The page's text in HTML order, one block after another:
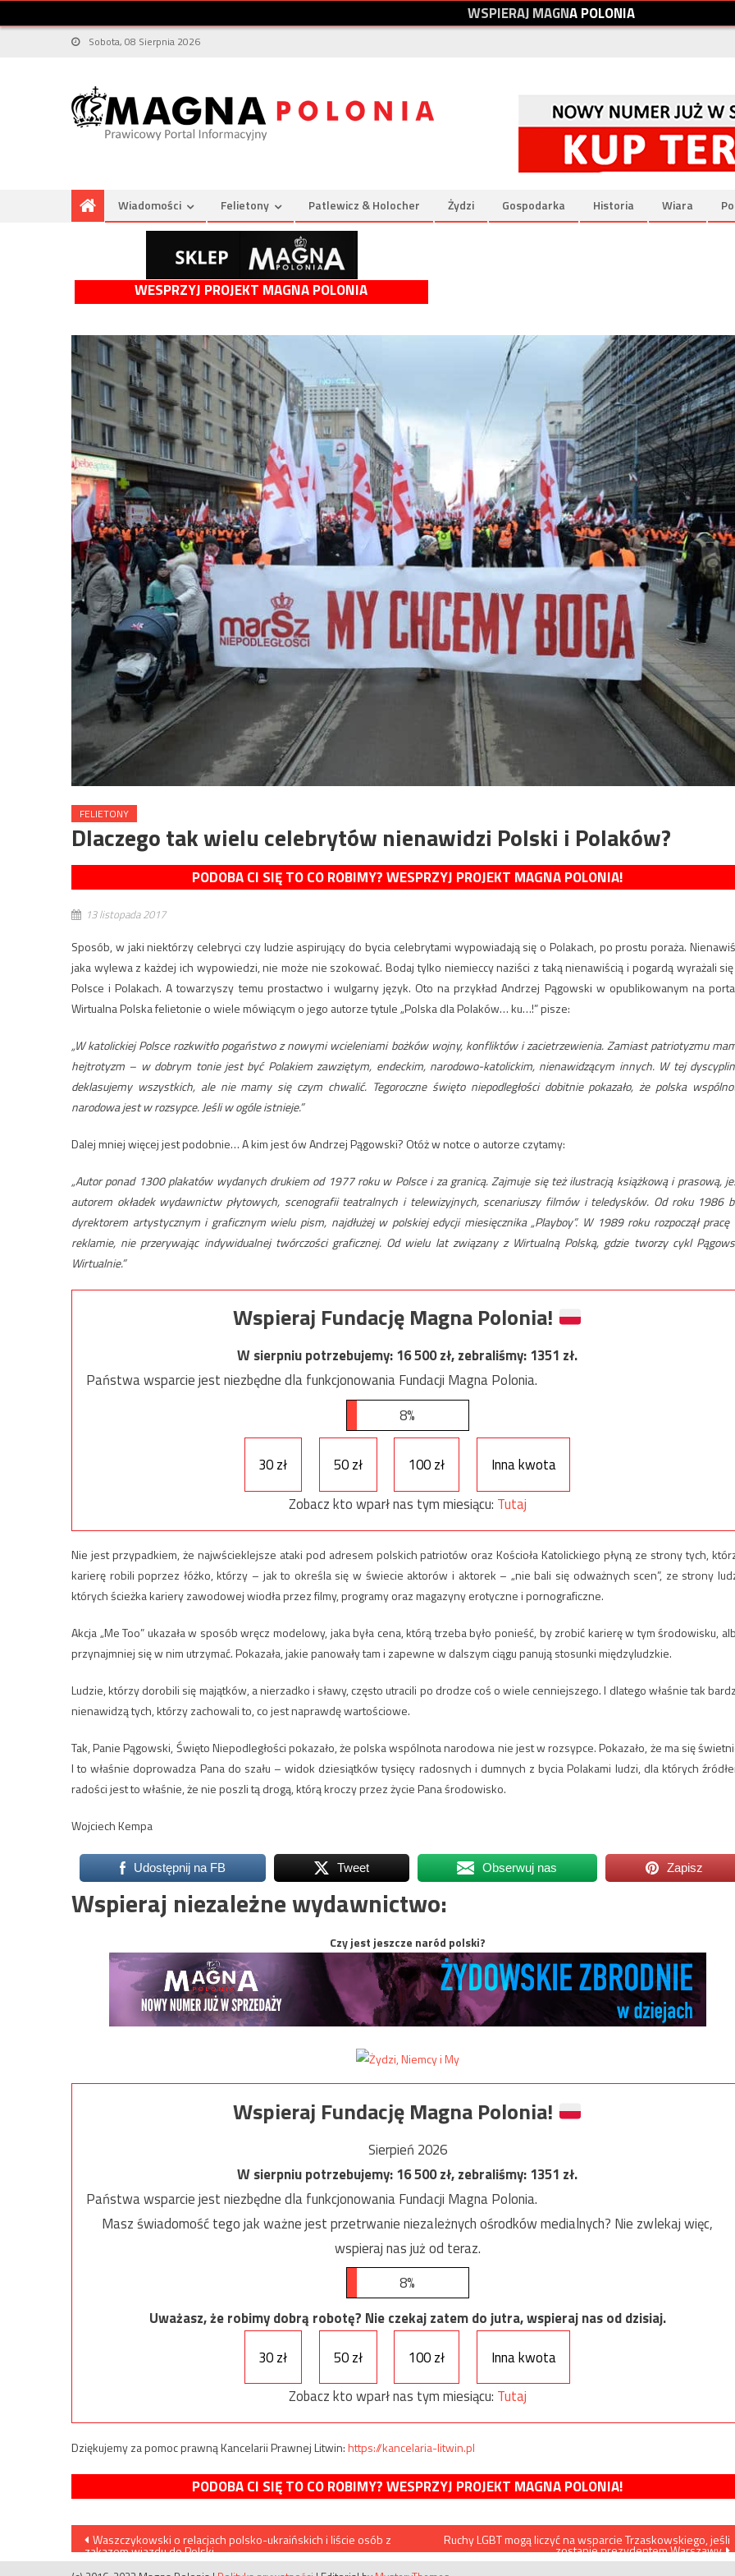
WSPIERAJMAGNAPOLONIA
Sobota, 08 Sierpnia 2026
Wiadomości Felietony Patlewicz & Holocher Żydzi Gospodarka Historia Wiara
WESPRZYJ PROJEKT MAGNA POLONIA
FELIETONY
Dlaczego tak wielu celebrytów nienawidzi Polski i Polaków?
PODOBA CI SIĘ TO CO ROBIMY? WESPRZYJ PROJEKT MAGNA POLONIA!
13 listopada 2017
Sposób, w jaki niektórzy celebryci czy ludzie aspirujący do bycia celebrytami wypowiadają się o Polakach, po prostu poraża.
jaka wylewa z każdej ich wypowiedzi, nie może nie szokować. Bodaj tylko niemieccy naziści z taką nienawiścią i pogardą wyrażali
Polsce i Polakach. A towarzyszy temu prostactwo i wulgarny język. Oto na przykład Andrzej Pągowski w opublikowanym na
Wirtualna Polska felietonie o wiele mówiącym o jego autorze tytule „Polska dla Polaków… ku…!” pisze:
„W katolickiej Polsce rozkwitło pogaństwo z nowymi wcieleniami bożków wojny, konfliktów i zacietrzewienia. Zamiast patriotyzmu
hejtrotyzm – w dobrym tonie jest być Polakiem zawziętym, endeckim, narodowo-katolickim, nienawidzącym innych. W tej
deklasujemy wszystkich, ale nie mamy się czym chwalić. Tegoroczne święto niepodległości dobitnie pokazało, że polska
narodowa jest w rozsypce. Jeśli w ogóle istnieje.”
Dalej mniej więcej jest podobnie… A kim jest ów Andrzej Pągowski? Otóż w notce o autorze czytamy:
„Autor ponad 1300 plakatów wydanych drukiem od 1977 roku w Polsce i za granicą. Zajmuje się też ilustracją książkową i prasową,
autorem okładek wydawnictw płytowych, scenografii teatralnych i telewizyjnych, scenariuszy filmów i teledysków. Od roku 1986
dyrektorem artystycznym i graficznym wielu pism, najdłużej w polskiej edycji miesięcznika „Playboy”. W 1989 roku rozpoczął pracę
reklamie, nie przerywając indywidualnej twórczości graficznej. Od wielu lat związany z Wirtualną Polską, gdzie tworzy cykl
Wirtualnie.”
Wspieraj Fundację Magna Polonia!
W sierpniu potrzebujemy:16 500zł, zebraliśmy:1351 zł.
Państwa wsparcie jest niezbędne dla funkcjonowania Fundacji Magna Polonia.
8%
30 zł 50 zł 100 zł
Inna kwota
Zobacz kto wparł nas tym miesiącu: Tutaj
Nie jest przypadkiem, że najwścieklejsze ataki pod adresem polskich patriotów oraz Kościoła Katolickiego płyną ze strony tych,
karierę robili poprzez łóżko, którzy – jak to określa się w świecie aktorów i aktorek – „nie bali się odważnych scen”, ze strony
których ścieżka kariery zawodowej wiodła przez filmy, programy oraz magazyny erotyczne i pornograficzne.
Akcja „Me Too” ukazała w sposób wręcz modelowy, jaka była cena, którą trzeba było ponieść, by zrobić karierę w tym środowisku,
przynajmniej się w nim utrzymać. Pokazała, jakie panowały tam i zapewne w dalszym ciągu panują stosunki międzyludzkie.
Ludzie, którzy dorobili się majątków, a nierzadko i sławy, często utracili po drodze coś o wiele cenniejszego. I dlatego właśnie tak
nienawidzą tych, którzy zachowali to, co jest naprawdę wartościowe.
Tak, Panie Pągowski, Święto Niepodległości pokazało, że polska wspólnota narodowa nie jest w rozsypce. Pokazało, że ma się
I to właśnie doprowadza Pana do szału – widok dziesiątków tysięcy radosnych i dumnych z bycia Polakami ludzi, dla których
radości jest to właśnie, że nie poszli tą drogą, którą kroczy przez życie Pana środowisko.
Wojciech Kempa
Udostępnij na FB Tweet Obserwuj nas Zapisz
Wspieraj niezależne wydawnictwo:
Czy jest jeszcze naród polski?
Wspieraj Fundację Magna Polonia!
Sierpień 2026
W sierpniu potrzebujemy:16 500zł, zebraliśmy:1351 zł.
Państwa wsparcie jest niezbędne dla funkcjonowania Fundacji Magna Polonia.
Masz świadomość tego jak ważne jest przetrwanie niezależnych ośrodków medialnych? Nie zwlekaj więc,
wspieraj nas już od teraz.
8%
Uważasz, że robimy dobrą robotę? Nie czekaj zatem do jutra, wspieraj nas od dzisiaj.
30 zł
50 zł 100 zł
Inna kwota
Zobacz kto wparł nas tym miesiącu: Tutaj
Dziękujemy za pomoc prawną Kancelarii Prawnej Litwin:https://kancelaria-litwin.pl
PODOBA CI SIĘ TO CO ROBIMY? WESPRZYJ PROJEKT MAGNA POLONIA!
Nawigacja
Waszczykowski o relacjach polsko-ukraińskich i liście osób z
zakazem wjazdu do Polski
Ruchy LGBT mogą liczyć na wsparcie Trzaskowskiego, jeśli
zostanie prezydentem Warszawy